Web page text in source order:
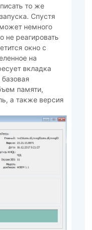
то же
Спустя
немного
не реагировать
окно с
на
вкладка
памяти,
а также версия